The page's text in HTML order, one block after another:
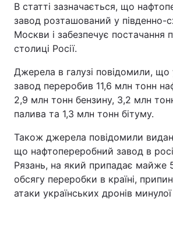
В статті зазначається, що
завод розташований у південно-
Москви і забезпечує постачання
столиці Росії.
Джерела в галузі повідомили, що
завод переробив 11,6 млн тонн
2,9 млн тонн бензину, 3,2 млн
палива та 1,3 млн тонн бітуму.
Також джерела повідомили
що нафтопереробний завод в
Рязань, на який припадає майже
обсягу переробки в країні,
атаки українських дронів минулої